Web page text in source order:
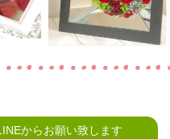
からお願い致します